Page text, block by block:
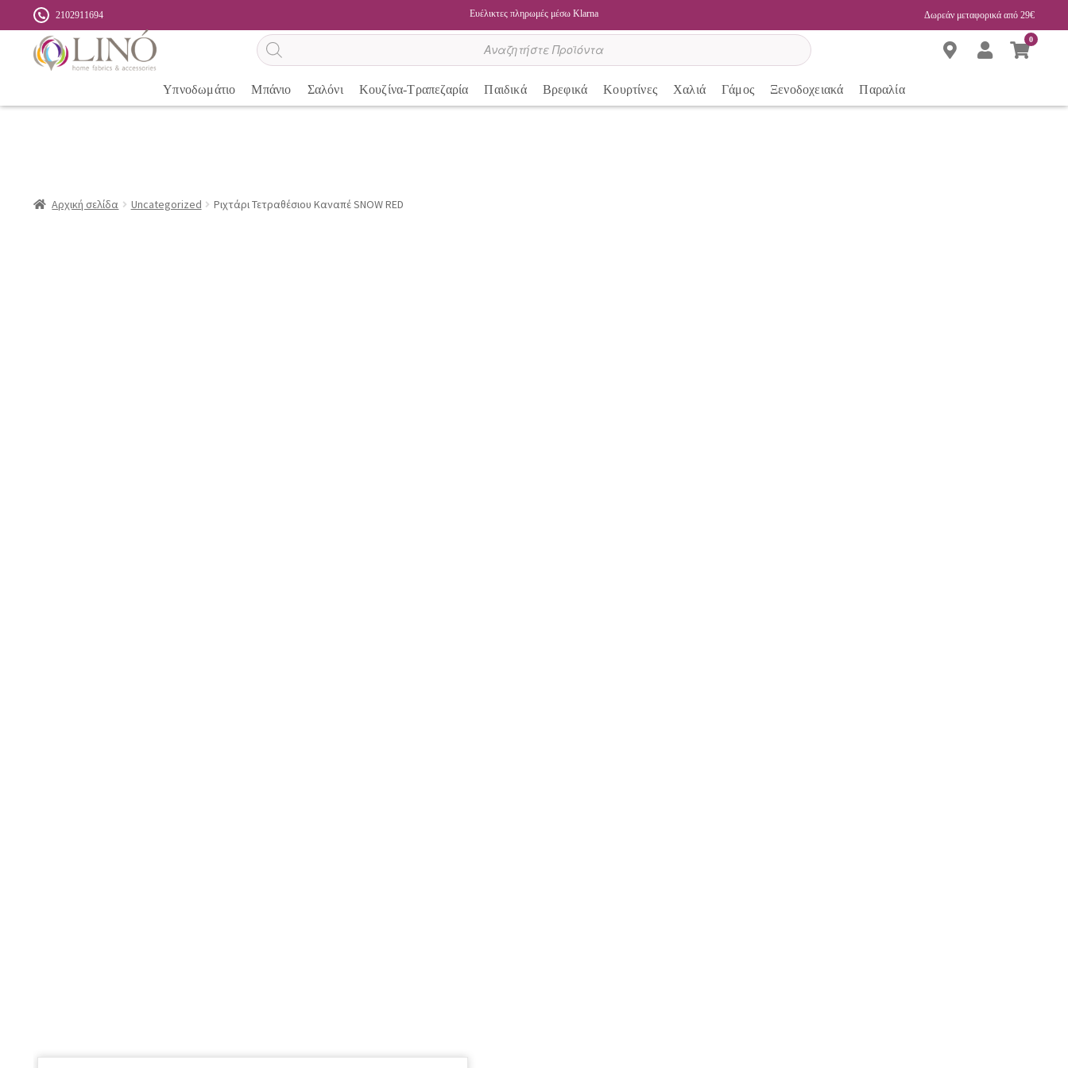
2102911694 Ευέλικτες πληρωμές μέσω Klarna Δωρεάν μεταφορικά από 29€
Αναζήτηση
προϊόντων
0
Υπνοδωμάτιο Μπάνιο Σαλόνι Κουζίνα-Τραπεζαρία Παιδικά Βρεφικά Κουρτίνες Χαλιά Γάμος Ξενοδοχειακά Παραλία
Αρχική σελίδα Uncategorized Ριχτάρι Τετραθέσιου Καναπέ SNOW RED